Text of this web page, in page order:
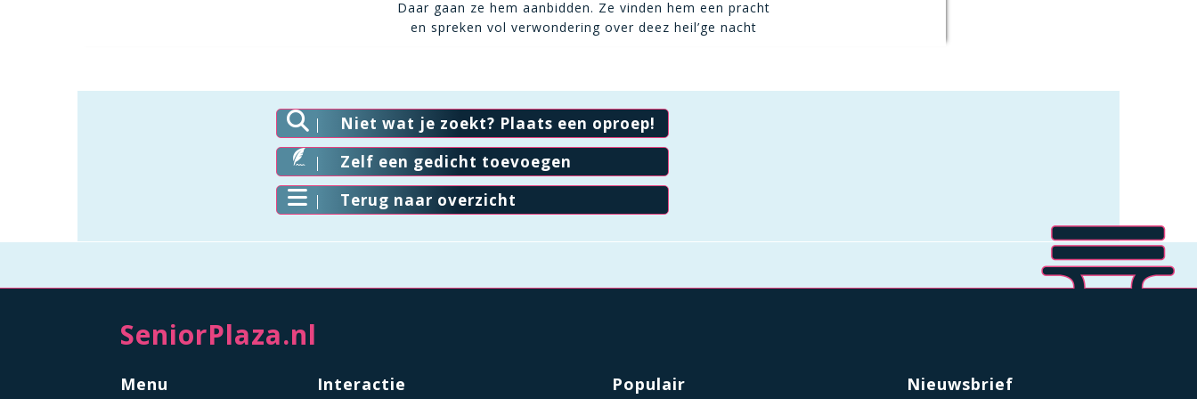
Daar gaan ze hem aanbidden. Ze vinden hem een pracht
en spreken vol verwondering over deez heil’ge nacht
Niet wat je zoekt? Plaats een oproep!
Zelf een gedicht toevoegen
Terug naar overzicht
SeniorPlaza.nl
Menu Interactie Populair Nieuwsbrief